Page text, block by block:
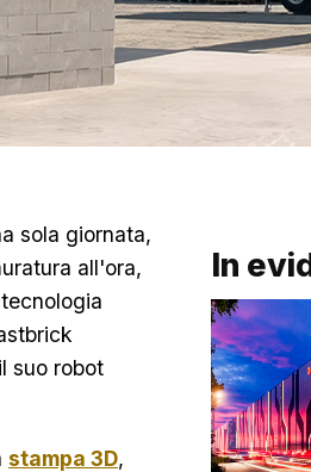
sola giornata,
all'ora,
suo robot
stampa 3D,
In